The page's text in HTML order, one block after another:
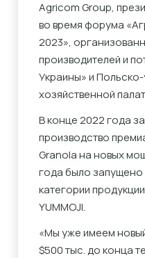
Agricom Group,
во время форума
2023»,
производителей и
Украины» и
хозяйственной
В конце 2022 года
производство
Granola на новых
года было
категории
YUMMOJI.
«Мы уже имеем
$500 тыс. до конца